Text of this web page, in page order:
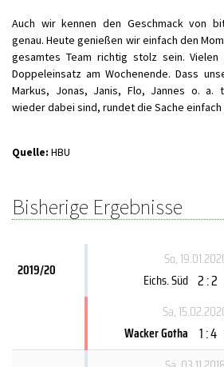
Auch wir kennen den Geschmack von
genau. Heute genießen wir einfach den
gesamtes Team richtig stolz sein.
Doppeleinsatz am Wochenende. Dass
Markus, Jonas, Janis, Flo, Jannes o. a.
wieder dabei sind, rundet die Sache einfach
Quelle: HBU
Bisherige Ergebnisse
2019/20
So,
Eichs. Süd 2 : 2
Sa,
Wacker Gotha 1 : 4